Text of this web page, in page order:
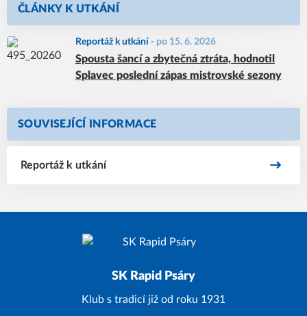
ČLÁNKY K UTKÁNÍ
Reportáž k utkání - po 15. 6. 2026
Spousta šancí a zbytečná ztráta, hodnotil
Splavec poslední zápas mistrovské sezony
SOUVISEJÍCÍ INFORMACE
Reportáž k utkání
SK Rapid Psáry
Klub s tradicí již od roku 1931